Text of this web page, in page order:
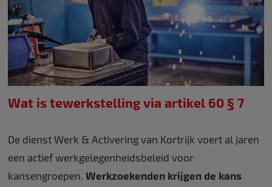
Wat is tewerkstelling via artikel 60§ 7
De dienst Werk & Activering van Kortrijk voert al jaren
een actief werkgelegenheidsbeleid voor
kansengroepen. Werkzoekenden krijgen de kans